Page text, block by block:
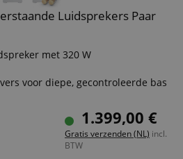
Luidsprekers Paar
met 320 W
voor diepe, gecontroleerde bas
Aluminium Titan Black voor
voor precieze hoge tonen
stofafdekking
systemen
1.399,00 €
Gratis verzenden (NL) incl.
BTW